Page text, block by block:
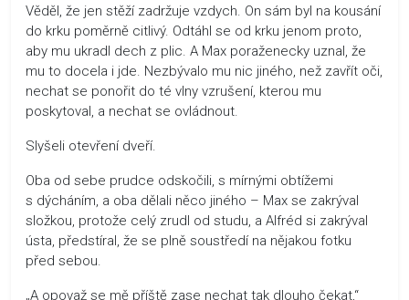
Věděl, že jen stěží zadržuje vzdych. On sám byl na kousání
do krku poměrně citlivý. Odtáhl se od krku jenom proto,
aby mu ukradl dech z plic. A Max poraženecky uznal, že
mu to docela i jde. Nezbývalo mu nic jiného, než zavřít oči,
nechat se ponořit do té vlny vzrušení, kterou mu
poskytoval, a nechat se ovládnout.
Slyšeli otevření dveří.
Oba od sebe prudce odskočili, s mírnými obtížemi
s dýcháním, a oba dělali něco jiného – Max se zakrýval
složkou, protože celý zrudl od studu, a Alfréd si zakrýval
ústa, předstíral, že se plně soustředí na nějakou fotku
před sebou.
„A opovaž se mě příště zase nechat tak dlouho čekat,“